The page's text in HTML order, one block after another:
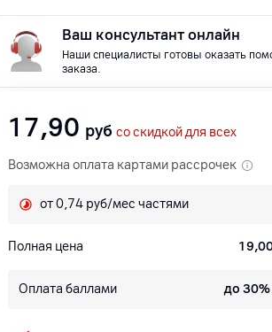
Ваш консультант онлайн
Наши специалисты готовы оказать
заказа.
17,90 руб со скидкой для всех
Возможна оплата картами рассрочек
от 0,74 руб/мес частями
Полная цена
Оплата баллами до 30%